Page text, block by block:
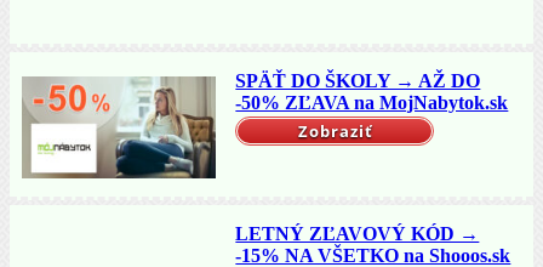
SPÄŤ DO ŠKOLY → AŽ DO
-50% ZĽAVA na MojNabytok.sk
Zobraziť
LETNÝ ZĽAVOVÝ KÓD →
-15% NA VŠETKO na Shooos.sk